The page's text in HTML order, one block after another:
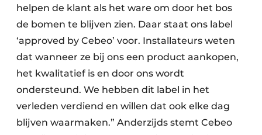
helpen de klant als het ware om door het bos
de bomen te blijven zien. Daar staat ons label
‘approved by Cebeo’ voor. Installateurs weten
dat wanneer ze bij ons een product aankopen,
het kwalitatief is en door ons wordt
ondersteund. We hebben dit label in het
verleden verdiend en willen dat ook elke dag
blijven waarmaken.” Anderzijds stemt Cebeo